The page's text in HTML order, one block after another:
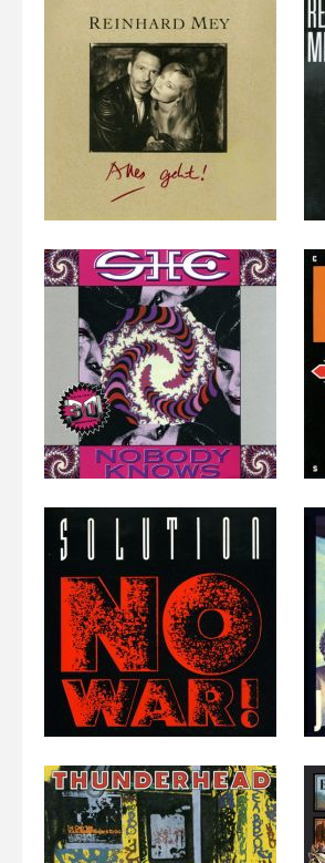
Zurück
Location
B R A I N G E N C Y*
Design + Werbung GmbH
Goldbergstrasse 11
71065 Sindelfingen
Germany · Europe · Earth
Phone: +49 7031 238999
Fax: +49 7031 411033
E-Mail:info@braingency.de